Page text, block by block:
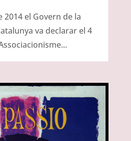
2014 el Govern de la
va declarar el 4